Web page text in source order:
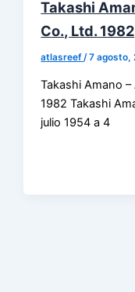
Takashi
Co., Ltd. 1982
atlasreef /7 agosto,
Takashi Amano
1982 Takashi
julio 1954 a 4